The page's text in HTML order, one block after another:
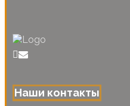
Наши контакты